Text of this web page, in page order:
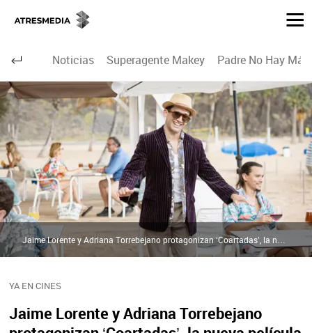
Noticias Superagente Makey Padre No Hay
YA EN CINES
Jaime Lorente y Adriana Torrebejano